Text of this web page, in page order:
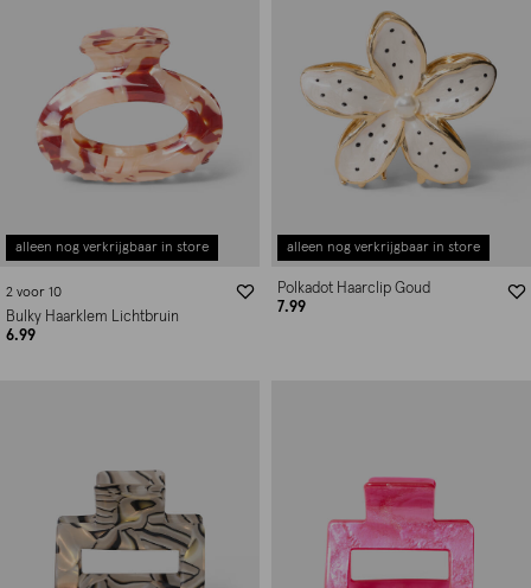
alleen nog verkrijgbaar in store
2 voor 10
Bulky Haarklem Lichtbruin
6.99
alleen nog verkrijgbaar in store
Polkadot Haarclip Goud
7.99